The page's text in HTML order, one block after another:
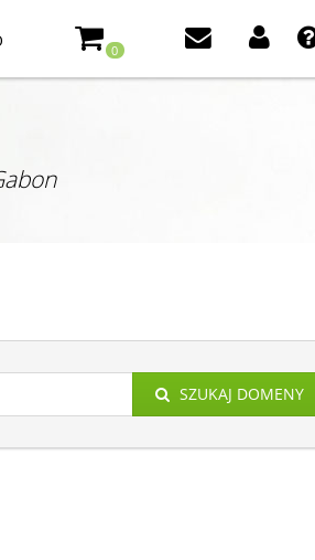
0
SZUKAJ DOMENY